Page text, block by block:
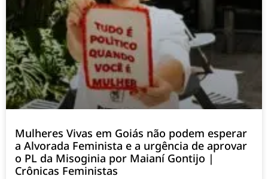
Mulheres Vivas em Goiás não podem esperar
a Alvorada Feminista e a urgência de aprovar
o PL da Misoginia por Maianí Gontijo |
Crônicas Feministas